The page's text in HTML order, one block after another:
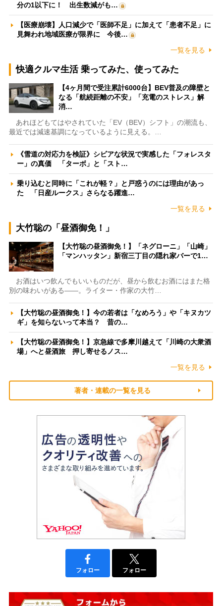
分の1以下に！ 出生数減がも…
【医療崩壊】人口減少で「医師不足」に加えて「患者不足」に
見舞われ地域医療が限界に 今後…
一覧を見る
快適クルマ生活 乗ってみた、使ってみた
【4ヶ月間で受注累計6000台】BEV普及の障壁と
なる「航続距離の不安」「充電のストレス」解
消…
あれほどもてはやされていた「EV（BEV）シフト」の潮流も、
最近では減速基調になっているように見える。…
《雪道の対応力を検証》シビアな状況で実感した「フォレスタ
ー」の真価 「ターボ」と「スト…
乗り込むと同時に「これが軽？」と戸惑うのには理由があっ
た 「日産ルークス」さらなる躍進…
一覧を見る
大竹聡の「昼酒御免！」
【大竹聡の昼酒御免！】「ネグローニ」「山崎」
「マンハッタン」新宿三丁目の隠れ家バーで1…
お酒はいつ飲んでもいいものだが、昼から飲むお酒にはまた格
別の味わいがある――。ライター・作家の大竹…
【大竹聡の昼酒御免！】今の若者は「なめろう」や「キヌカツ
ギ」を知らないって本当？ 昔の…
【大竹聡の昼酒御免！】京急線で多摩川越えて「川崎の大衆酒
場」へと昼酒旅 押し寄せるノス…
一覧を見る
著者・連載の一覧を見る
フォロー フォロー